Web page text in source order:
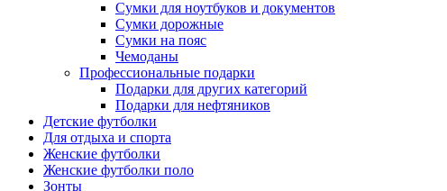
Сумки для ноутбуков и документов
Сумки дорожные
Сумки на пояс
Чемоданы
Профессиональные подарки
Подарки для других категорий
Подарки для нефтяников
Детские футболки
Для отдыха и спорта
Женские футболки
Женские футболки поло
Зонты